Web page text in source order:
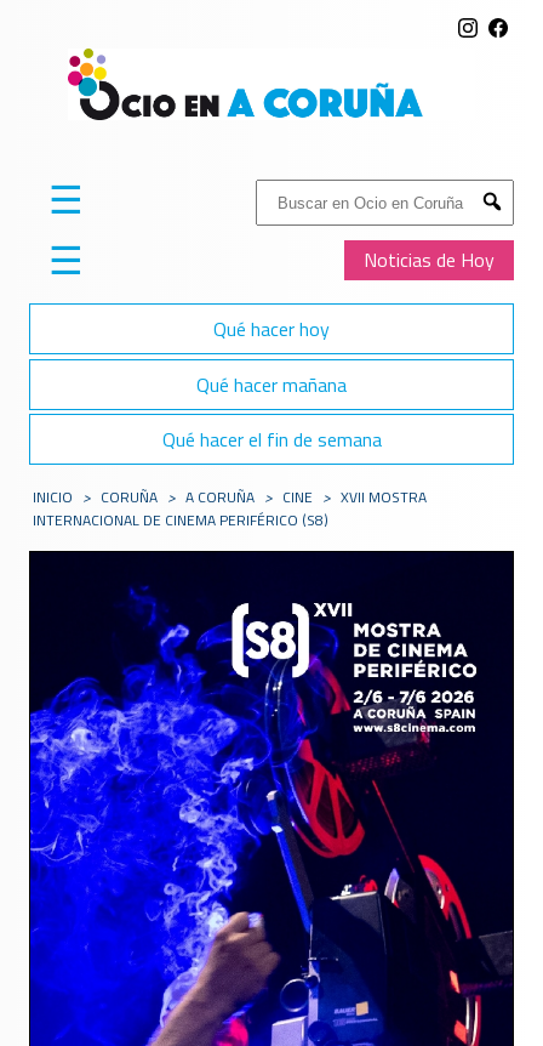
Buscar:
Submit
Noticias de Hoy
☰
☰
Qué hacer hoy
Qué hacer mañana
Qué hacer el fin de semana
INICIO > CORUÑA > A CORUÑA > CINE > XVII MOSTRA
INTERNACIONAL DE CINEMA PERIFÉRICO (S8)